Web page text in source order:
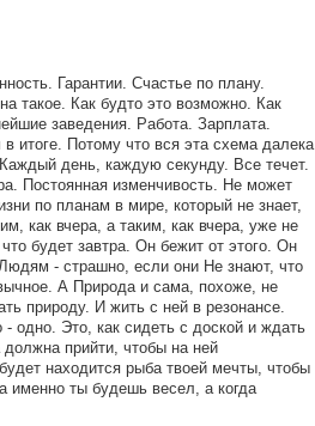
Гарантии. Счастье по плану.
такое. Как будто это возможно. Как
заведения. Работа. Зарплата.
Потому что вся эта схема далека
день, каждую секунду. Все течет.
Постоянная изменчивость. Не может
по планам в мире, который не знает,
как вчера, а таким, как вчера, уже не
будет завтра. Он бежит от этого. Он
- страшно, если они Не знают, что
А Природа и сама, похоже, не
природу. И жить с ней в резонансе.
одно. Это, как сидеть с доской и ждать
должна прийти, чтобы на ней
находится рыба твоей мечты, чтобы
именно ты будешь весел, а когда